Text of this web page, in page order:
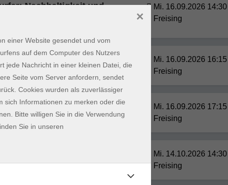
Nachhaltigkeit und
Mi. 16.09.2026 14:30
Freising
rund um Computer,
und Co.
Mi. 16.09.2026 16:15
Freising
rund um Computer,
und Co.
Mi. 16.09.2026 17:15
Freising
Mi. 14.10.2026 14:30
Freising
einer Website gesendet und vom
auf dem Computer des Nutzers
jede Nachricht in einer kleinen Datei, die
Seite vom Server anfordern, sendet
Cookies wurden als zuverlässiger
sich Informationen zu merken oder die
Bitte willigen Sie in die Verwendung
Sie in unseren
×